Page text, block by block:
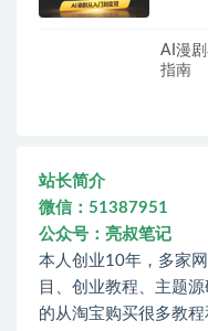
AI漫
指南
站长简介
微信：51387951
公众号：亮叔笔记
本人创业10年，多家
目、创业教程、主题
的从淘宝购买很多教